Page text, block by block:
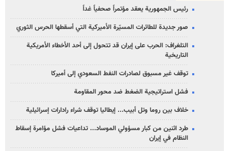
رئيس الجمهورية يعقد مؤتمراً صحفياً غداً
صور جديدة للطائرات المسيّرة الأميركية التي أسقطها الحرس الثوري
التلغراف: الحرب على إيران قد تتحول إلى أحد الأخطاء الأمريكية
التاريخية
توقف غير مسبوق لصادرات النفط السعودي إلى أميركا
فشل استراتيجية الضغط ضد محور المقاومة
خلاف بين روما وتل أبيب... إيطاليا توقف شراء رادارات إسرائيلية
طرد اثنين من كبار مسؤولي الموساد... تداعيات فشل مؤامرة إسقاط
النظام في إيران